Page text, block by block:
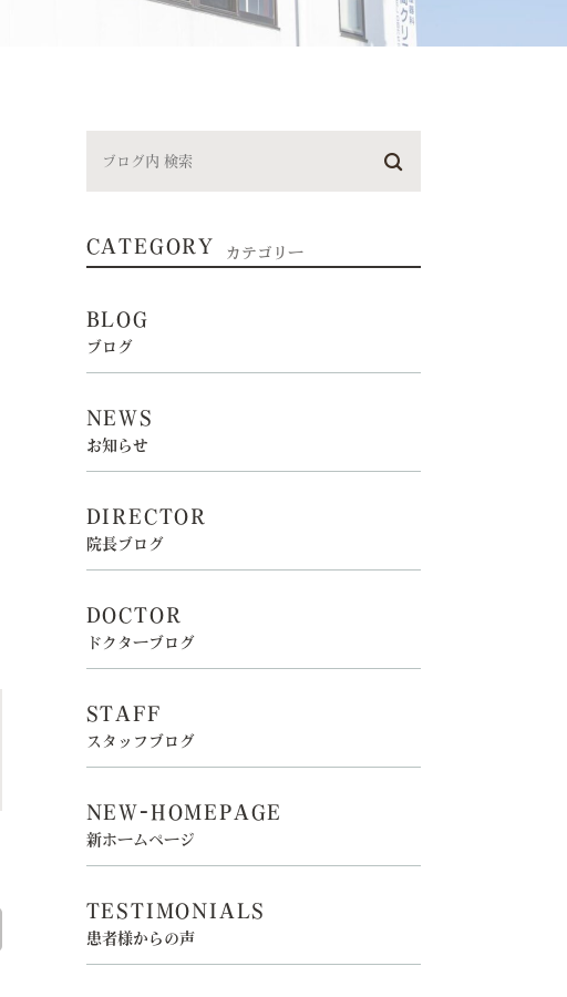
CATEGORY カテゴリー
BLOG
ブログ
NEWS
お知らせ
DIRECTOR
院長ブログ
DOCTOR
ドクターブログ
STAFF
スタッフブログ
NEW-HOMEPAGE
新ホームページ
TESTIMONIALS
患者様からの声